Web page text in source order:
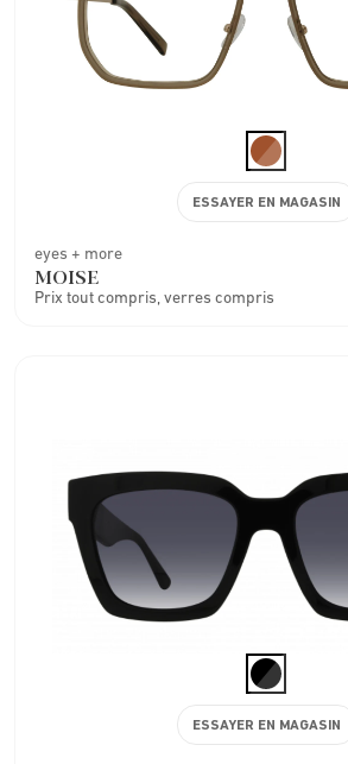
eyes + more
MOISE
Prix tout compris, verres compris
ESSAYER EN MAGASIN
ESSAYER EN MAGASIN